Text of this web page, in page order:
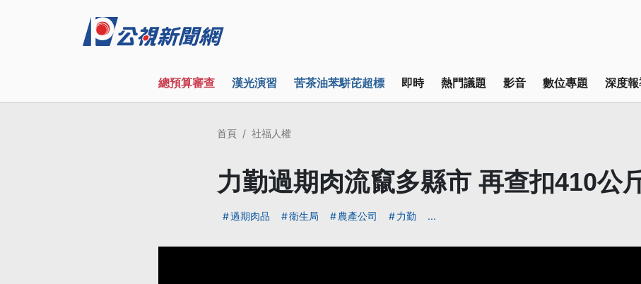
總預算審查 漢光演習 苦茶油苯駢芘超標 即時 熱門議題 影音 數位專題 深度
首頁 社福人權
力勤過期肉流竄多縣市 再查扣410公
過期肉品 衛生局 農產公司 力勤 ...